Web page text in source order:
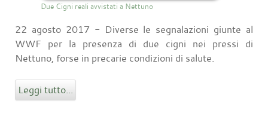
Due Cigni reali avvistati a Nettuno
22 agosto 2017 - Diverse le segnalazioni giunte al
WWF per la presenza di due cigni nei pressi di
Nettuno, forse in precarie condizioni di salute.
Leggi tutto...